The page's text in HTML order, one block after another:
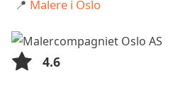
📍 Malere i Oslo
4.6